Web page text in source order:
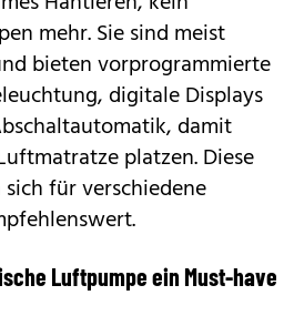
mehr. Sie sind meist
bieten vorprogrammierte
digitale Displays
damit
platzen. Diese
für verschiedene
Luftpumpe ein Must-have